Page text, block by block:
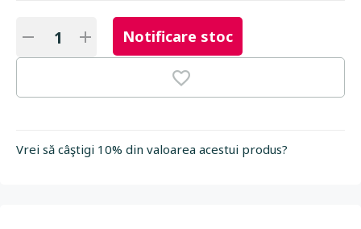
Notificare stoc
Vrei să câştigi 10% din valoarea acestui produs?